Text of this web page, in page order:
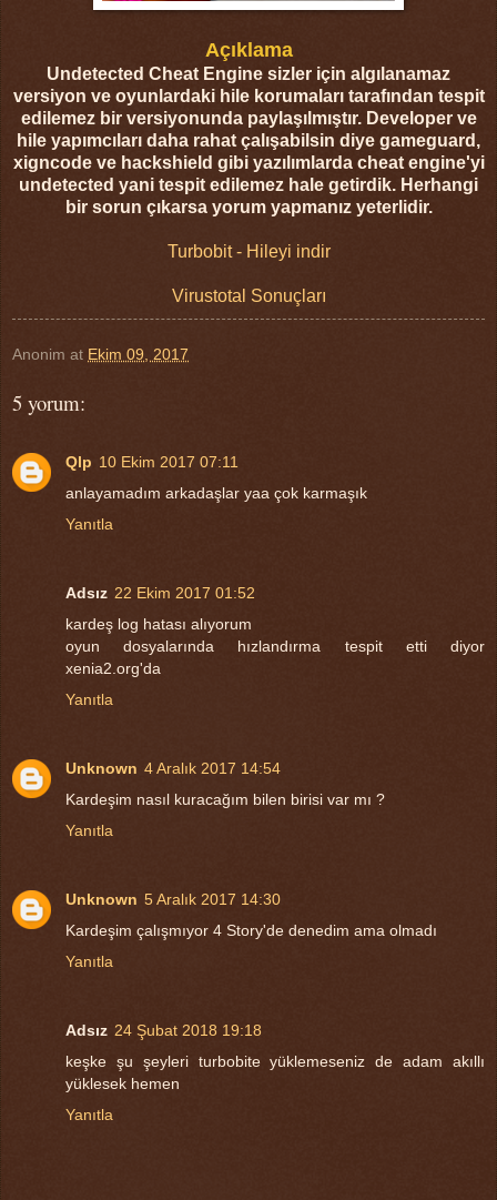
Açıklama
Undetected Cheat Engine sizler için algılanamaz
versiyon ve oyunlardaki hile korumaları tarafından tespit
edilemez bir versiyonunda paylaşılmıştır. Developer ve
hile yapımcıları daha rahat çalışabilsin diye gameguard,
xigncode ve hackshield gibi yazılımlarda cheat engine'yi
undetected yani tespit edilemez hale getirdik. Herhangi
bir sorun çıkarsa yorum yapmanız yeterlidir.
Turbobit - Hileyi indir
Virustotal Sonuçları
Anonim at Ekim 09, 2017
5 yorum:
Qlp 10 Ekim 2017 07:11
anlayamadım arkadaşlar yaa çok karmaşık
Yanıtla
Adsız 22 Ekim 2017 01:52
kardeş log hatası alıyorum
oyun dosyalarında hızlandırma tespit etti diyor
xenia2.org'da
Yanıtla
Unknown 4 Aralık 2017 14:54
Kardeşim nasıl kuracağım bilen birisi var mı ?
Yanıtla
Unknown 5 Aralık 2017 14:30
Kardeşim çalışmıyor 4 Story'de denedim ama olmadı
Yanıtla
Adsız 24 Şubat 2018 19:18
keşke şu şeyleri turbobite yüklemeseniz de adam akıllı
yüklesek hemen
Yanıtla